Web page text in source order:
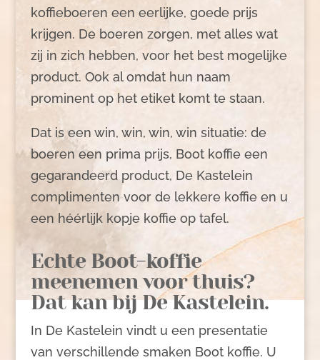
koffieboeren een eerlijke, goede prijs
krijgen. De boeren zorgen, met alles wat
zij in zich hebben, voor het best mogelijke
product. Ook al omdat hun naam
prominent op het etiket komt te staan.
Dat is een win, win, win, win situatie: de
boeren een prima prijs, Boot koffie een
gegarandeerd product, De Kastelein
complimenten voor de lekkere koffie en u
een héérlijk kopje koffie op tafel.
Echte Boot-koffie
meenemen voor thuis?
Dat kan bij De Kastelein.
In De Kastelein vindt u een presentatie
van verschillende smaken Boot koffie. U